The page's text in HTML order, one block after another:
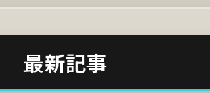
最新記事